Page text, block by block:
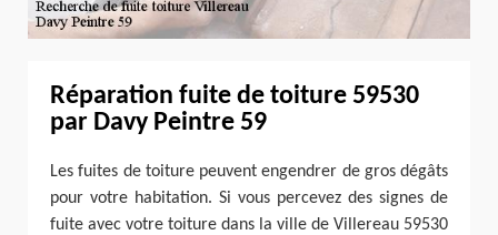
Réparation fuite de toiture 59530
par Davy Peintre 59
Les fuites de toiture peuvent engendrer de gros dégâts
pour votre habitation. Si vous percevez des signes de
fuite avec votre toiture dans la ville de Villereau 59530